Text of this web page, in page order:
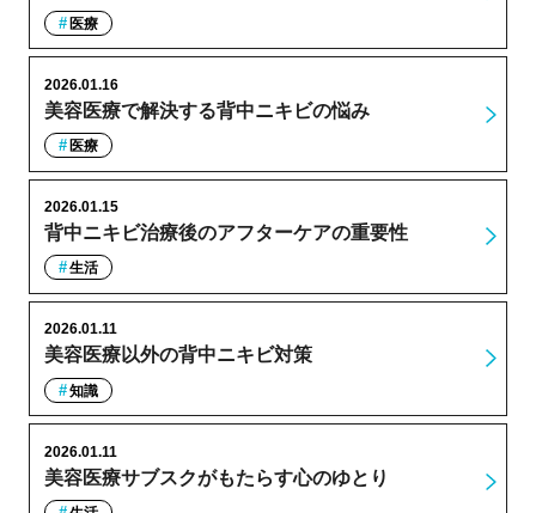
医療
美容医療で解決する背中ニキビの悩み
2026.01.16
医療
背中ニキビ治療後のアフターケアの重要性
2026.01.15
生活
美容医療以外の背中ニキビ対策
2026.01.11
知識
美容医療サブスクがもたらす心のゆとり
2026.01.11